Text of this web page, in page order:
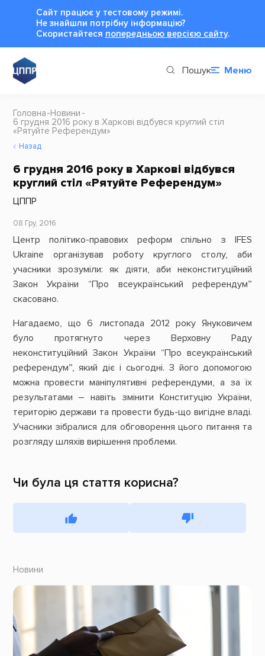
Сайт працює у тестовому режимі.
Не знайшли потрібну інформацію?
Cкористайтеся попередньою версією сайту.
Пошук Меню
Головна Новини
6 грудня 2016 року в Харкові відбувся круглий стіл
«Рятуйте Референдум»
Назад
6 грудня 2016 року в Харкові відбувся
круглий стіл «Рятуйте Референдум»
ЦППР
08 Гру, 2016
Центр політико-правових реформ спільно з IFES
Ukraine організував роботу круглого столу, аби
учасники зрозуміли: як діяти, аби неконституційний
Закон України “Про всеукраїнський референдум”
скасовано.
Нагадаємо, що 6 листопада 2012 року Януковичем
було протягнуто через Верховну Раду
неконституційний Закон України “Про всеукраїнський
референдум”, який діє і сьогодні. З його допомогою
можна провести маніпулятивні референдуми, а за їх
результатами – навіть змінити Конституцію України,
територію держави та провести будь-що вигідне владі.
Учасники зібралися для обговорення цього питання та
розгляду шляхів вирішення проблеми.
Чи була ця стаття корисна?
Новини